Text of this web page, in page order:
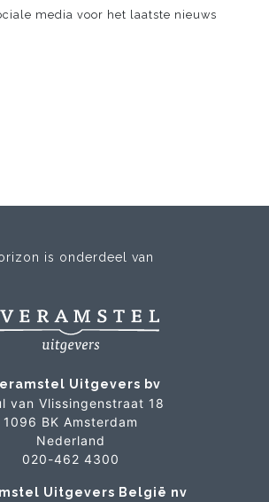
media voor het laatste nieuws
is onderdeel van
Uitgevers bv
van Vlissingenstraat 18
1096 BK Amsterdam
Nederland
020-462 4300
Uitgevers België nv